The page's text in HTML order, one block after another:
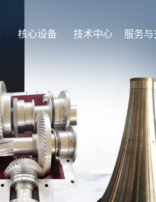
核心设备 技术中心 服务与